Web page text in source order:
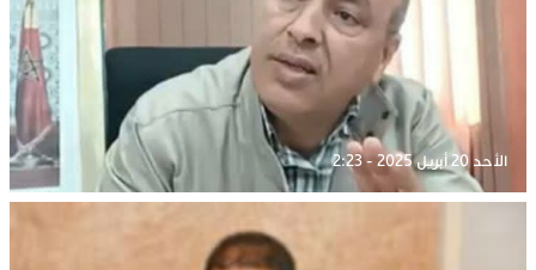
الأحد 20 أبريل 2025 - 2:23